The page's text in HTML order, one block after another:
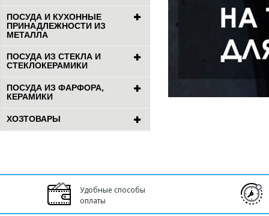
ПОСУДА И КУХОННЫЕ
ПРИНАДЛЕЖНОСТИ ИЗ
МЕТАЛЛА
ПОСУДА ИЗ СТЕКЛА И
СТЕКЛОКЕРАМИКИ
ПОСУДА ИЗ ФАРФОРА,
КЕРАМИКИ
ХОЗТОВАРЫ
Удобные способы
оплаты